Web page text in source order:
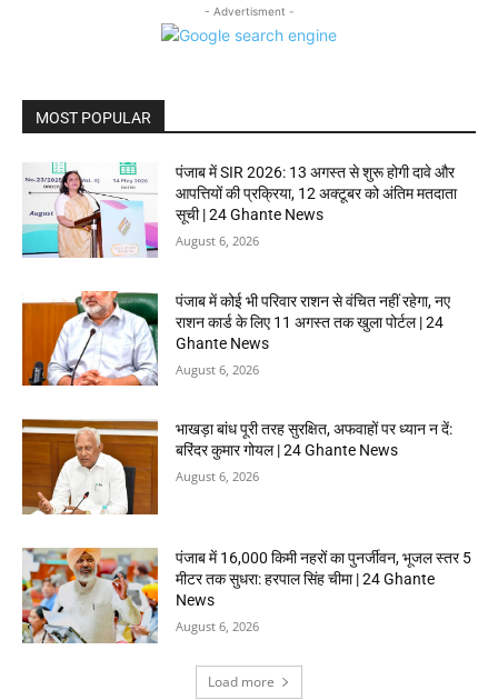
- Advertisment -
MOST POPULAR
पंजाब में SIR 2026: 13 अगस्त से शुरू होगी दावे और
आपत्तियों की प्रक्रिया, 12 अक्टूबर को अंतिम मतदाता
सूची | 24 Ghante News
August 6, 2026
पंजाब में कोई भी परिवार राशन से वंचित नहीं रहेगा, नए
राशन कार्ड के लिए 11 अगस्त तक खुला पोर्टल | 24
Ghante News
August 6, 2026
भाखड़ा बांध पूरी तरह सुरक्षित, अफवाहों पर ध्यान न दें:
बरिंदर कुमार गोयल | 24 Ghante News
August 6, 2026
पंजाब में 16,000 किमी नहरों का पुनर्जीवन, भूजल स्तर 5
मीटर तक सुधरा: हरपाल सिंह चीमा | 24 Ghante
News
August 6, 2026
Load more